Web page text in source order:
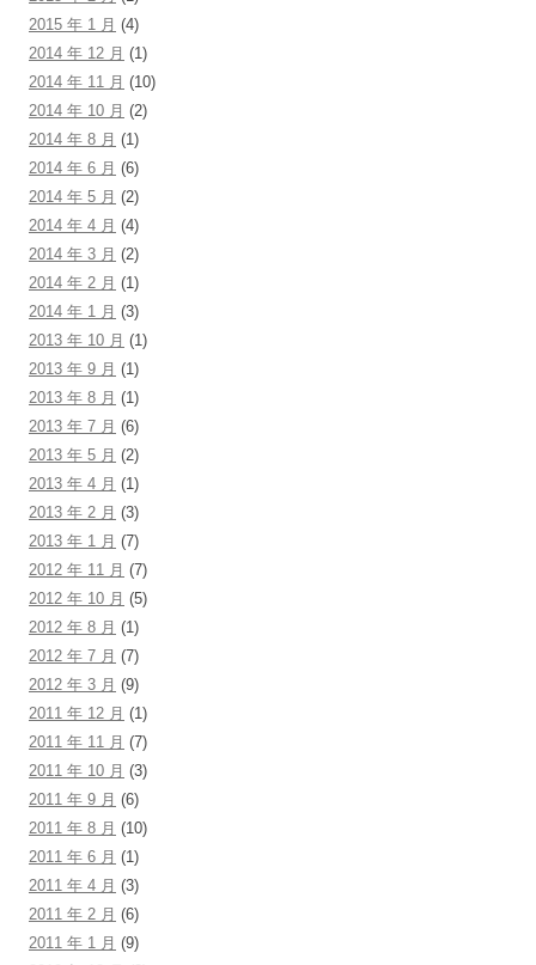
2015 年 1 月 (4)
2014 年 12 月 (1)
2014 年 11 月 (10)
2014 年 10 月 (2)
2014 年 8 月 (1)
2014 年 6 月 (6)
2014 年 5 月 (2)
2014 年 4 月 (4)
2014 年 3 月 (2)
2014 年 2 月 (1)
2014 年 1 月 (3)
2013 年 10 月 (1)
2013 年 9 月 (1)
2013 年 8 月 (1)
2013 年 7 月 (6)
2013 年 5 月 (2)
2013 年 4 月 (1)
2013 年 2 月 (3)
2013 年 1 月 (7)
2012 年 11 月 (7)
2012 年 10 月 (5)
2012 年 8 月 (1)
2012 年 7 月 (7)
2012 年 3 月 (9)
2011 年 12 月 (1)
2011 年 11 月 (7)
2011 年 10 月 (3)
2011 年 9 月 (6)
2011 年 8 月 (10)
2011 年 6 月 (1)
2011 年 4 月 (3)
2011 年 2 月 (6)
2011 年 1 月 (9)